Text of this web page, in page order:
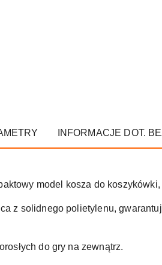
INFORMACJE DOT.
model kosza do
z solidnego polietylenu,
do gry na zewnątrz.